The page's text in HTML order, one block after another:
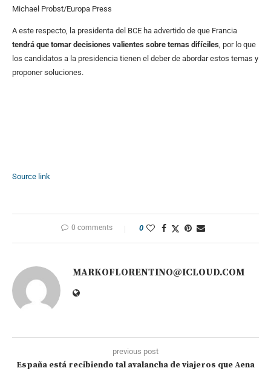
Michael Probst/Europa Press
A este respecto, la presidenta del BCE ha advertido de que Francia
tendrá que tomar decisiones valientes sobre temas difíciles , por lo que
los candidatos a la presidencia tienen el deber de abordar estos temas y
proponer soluciones.
Source link
0 comments 0
MARKOFLORENTINO@ICLOUD.COM
previous post
España está recibiendo tal avalancha de viajeros que Aena